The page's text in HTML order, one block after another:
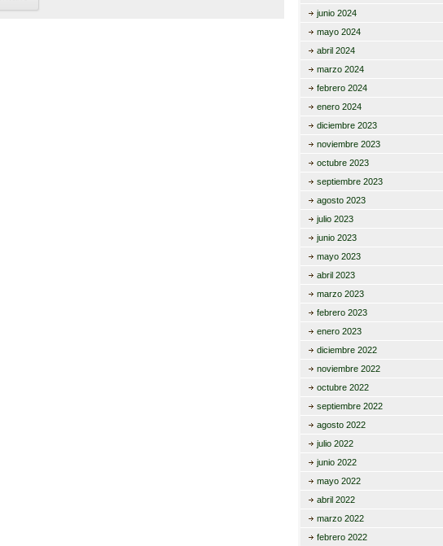
junio 2024
mayo 2024
abril 2024
marzo 2024
febrero 2024
enero 2024
diciembre 2023
noviembre 2023
octubre 2023
septiembre 2023
agosto 2023
julio 2023
junio 2023
mayo 2023
abril 2023
marzo 2023
febrero 2023
enero 2023
diciembre 2022
noviembre 2022
octubre 2022
septiembre 2022
agosto 2022
julio 2022
junio 2022
mayo 2022
abril 2022
marzo 2022
febrero 2022